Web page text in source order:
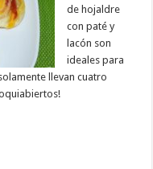
de hojaldre
con paté y
lacón son
ideales para
llevan cuatro